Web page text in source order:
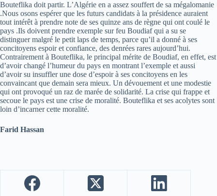
Bouteflika doit partir. L’Algérie en a assez souffert de sa mégalomanie
.Nous osons espérer que les futurs candidats à la présidence auraient
tout intérêt à prendre note de ses quinze ans de règne qui ont coulé le
pays .Ils doivent prendre exemple sur feu Boudiaf qui a su se
distinguer malgré le petit laps de temps, parce qu’il a donné à ses
concitoyens espoir et confiance, des denrées rares aujourd’hui.
Contrairement à Bouteflika, le principal mérite de Boudiaf, en effet, est
d’avoir changé l’humeur du pays en montrant l’exemple et aussi
d’avoir su insuffler une dose d’espoir à ses concitoyens en les
convaincant que demain sera mieux. Un dévouement et une modestie
qui ont provoqué un raz de marée de solidarité. La crise qui frappe et
secoue le pays est une crise de moralité. Bouteflika et ses acolytes sont
loin d’incarner cette moralité.
Farid Hassan